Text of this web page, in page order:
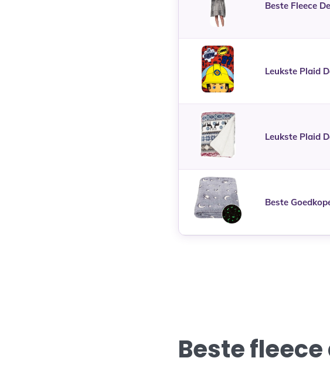
Beste Fleece
Leukste Plaid
Leukste Plaid
Beste
Beste